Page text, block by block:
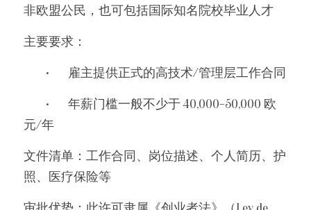
非欧盟公民，也可包括国际知名院校毕业人才
主要要求：
	•	雇主提供正式的高技术/管理层工作合同
元/年
文件清单：工作合同、岗位描述、个人简历、护
照、医疗保险等